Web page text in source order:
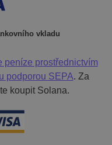
vkladu
peníze prostřednictvím
podporou SEPA. Za
koupit Solana.